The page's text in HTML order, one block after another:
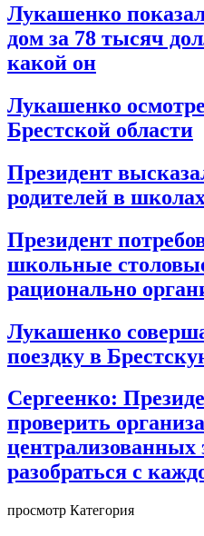
Лукашенко
дом за 78 тысяч
какой он
Лукашенко
Брестской области
Президент
родителей в
Президент
школьные
рационально
Лукашенко
поездку в
Сергеенко:
проверить
централизованных
разобраться с
просмотр Категория